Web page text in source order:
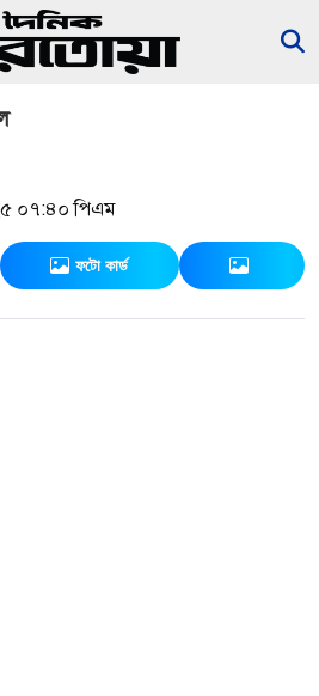
০৭:৪০ পিএম
ফটো কার্ড